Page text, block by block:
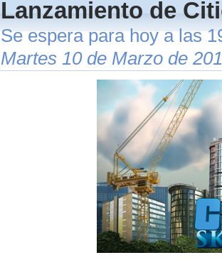
Lanzamiento de
Se espera para hoy a las
Martes 10 de Marzo de